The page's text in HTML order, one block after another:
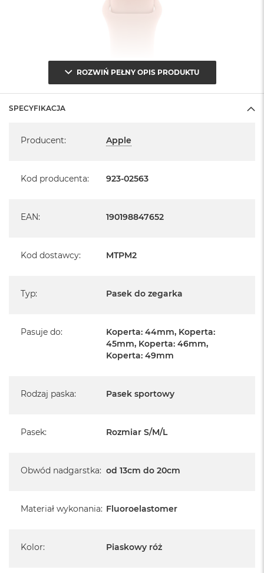
ROZWIŃ PEŁNY OPIS PRODUKTU
SPECYFIKACJA
Producent: Apple
Kod producenta: 923-02563
EAN: 190198847652
Kod dostawcy: MTPM2
Typ: Pasek do zegarka
Pasuje do:
Koperta: 44mm, Koperta:
45mm, Koperta: 46mm,
Koperta: 49mm
Rodzaj paska: Pasek sportowy
Pasek: Rozmiar S/M/L
Obwód nadgarstka: od 13cm do 20cm
Materiał wykonania: Fluoroelastomer
Kolor: Piaskowy róż